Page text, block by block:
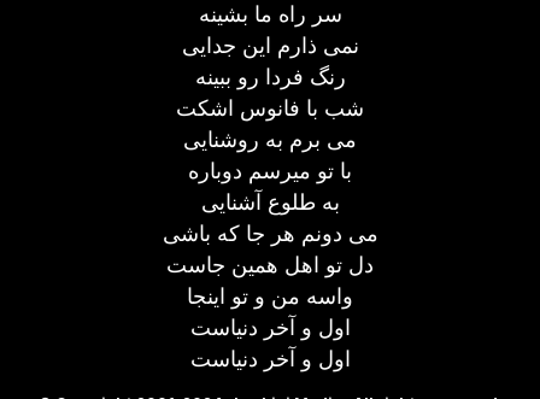
سر راه ما بشینه
نمی ذارم این جدایی
رنگ فردا رو ببینه
شب با فانوس اشکت
می برم به روشنایی
با تو میرسم دوباره
به طلوع آشنایی
می دونم هر جا که باشی
دل تو اهل همین جاست
واسه من و تو اینجا
اول و آخر دنیاست
اول و آخر دنیاست